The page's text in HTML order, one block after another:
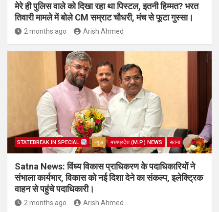
मेरे ही पुलिस वाले को दिखा रहा था पिस्टल, इतनी हिम्मत? भरत
तिवारी मामले में बोले CM सम्राट चौधरी, मंच से फूटा गुस्सा।
2 months ago Arish Ahmed
STATEBREAK.IN SPECIAL न्यूज़ मध्यप्रदेश (M.P.) NEWS सतना
Satna News: विंध्य विकास प्राधिकरण के पदाधिकारियों ने
संभाला कार्यभार, विकास को नई दिशा देने का संकल्प, इलेक्ट्रिक
वाहन से पहुंचे पदाधिकारी।
2 months ago Arish Ahmed